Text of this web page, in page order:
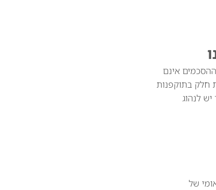
אינם
חלק בתוקפנות
יש לנהוג
של